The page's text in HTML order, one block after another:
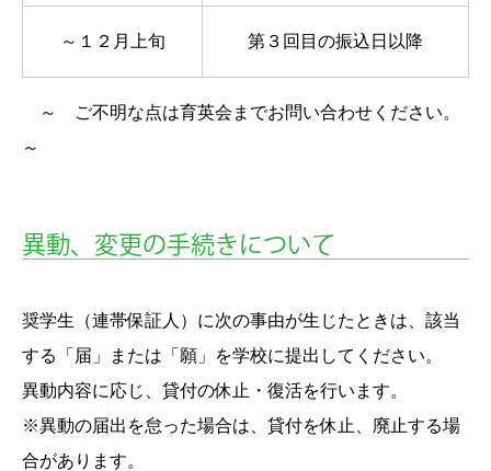
～１２月上旬 第３回目の振込日以降
～ ご不明な点は育英会までお問い合わせください。
～
異動、変更の手続きについて
奨学生（連帯保証人）に次の事由が生じたときは、該当
する「届」または「願」を学校に提出してください。
異動内容に応じ、貸付の休止・復活を行います。
※異動の届出を怠った場合は、貸付を休止、廃止する場
合があります。